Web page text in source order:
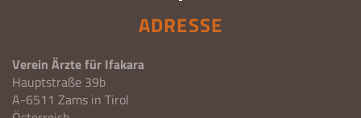
ADRESSE
Verein Ärzte für Ifakara
Hauptstraße 39b
A-6511 Zams in Tirol